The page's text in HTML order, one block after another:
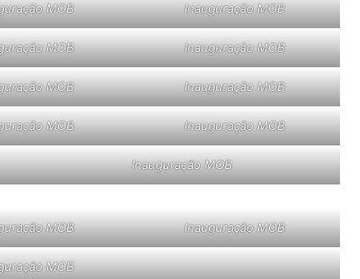
MOB Inauguração MOB
MOB Inauguração MOB
MOB Inauguração MOB
MOB Inauguração MOB
Inauguração MOB
MOB Inauguração MOB
MOB